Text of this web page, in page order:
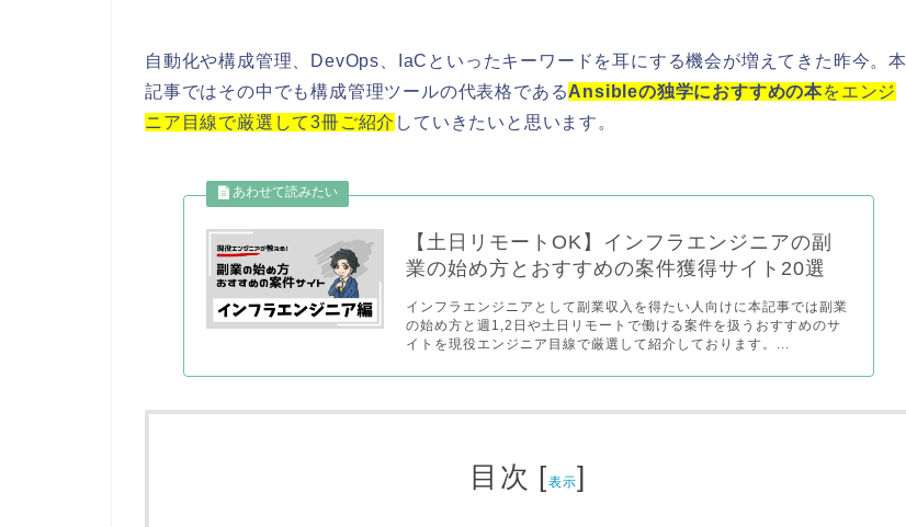
自動化や構成管理、DevOps、IaCといったキーワードを耳にする機会が増えてきた昨今。本
記事ではその中でも構成管理ツールの代表格であるAnsibleの独学におすすめの本をエンジ
ニア目線で厳選して3冊ご紹介 していきたいと思います。
【土日リモートOK】インフラエンジニアの副
業の始め方とおすすめの案件獲得サイト20選
インフラエンジニアとして副業収入を得たい人向けに本記事では副業
の始め方と週1,2日や土日リモートで働ける案件を扱うおすすめのサ
イトを現役エンジニア目線で厳選して紹介しております。...
目次 [表示]